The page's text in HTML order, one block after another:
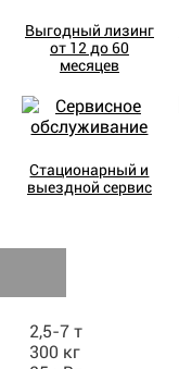
Выгодный лизинг
от 12 до 60
месяцев
Стационарный и
выездной сервис
2,5-7 т
300 кг